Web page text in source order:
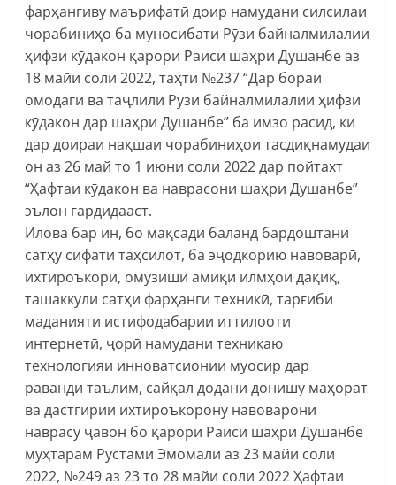
фарҳангиву маърифатӣ доир намудани силсилаи
чорабиниҳо ба муносибати Рӯзи байналмилалии
ҳифзи кӯдакон қарори Раиси шаҳри Душанбе аз
18 майи соли 2022, таҳти №237 “Дар бораи
омодагӣ ва таҷлили Рӯзи байналмилалии ҳифзи
кӯдакон дар шаҳри Душанбе” ба имзо расид, ки
дар доираи нақшаи чорабиниҳои тасдиқнамудаи
он аз 26 май то 1 июни соли 2022 дар пойтахт
“Ҳафтаи кӯдакон ва наврасони шаҳри Душанбе”
эълон гардидааст.
Илова бар ин, бо мақсади баланд бардоштани
сатҳу сифати таҳсилот, ба эҷодкорию навоварӣ,
ихтироъкорӣ, омӯзиши амиқи илмҳои дақиқ,
ташаккули сатҳи фарҳанги техникӣ, тарғиби
маданияти истифодабарии иттилооти
интернетӣ, ҷорӣ намудани техникаю
технологияи инноватсионии муосир дар
раванди таълим, сайқал додани донишу маҳорат
ва дастгирии ихтироъкорону навоварони
наврасу ҷавон бо қарори Раиси шаҳри Душанбе
муҳтарам Рустами Эмомалӣ аз 23 майи соли
2022, №249 аз 23 то 28 майи соли 2022 Ҳафтаи